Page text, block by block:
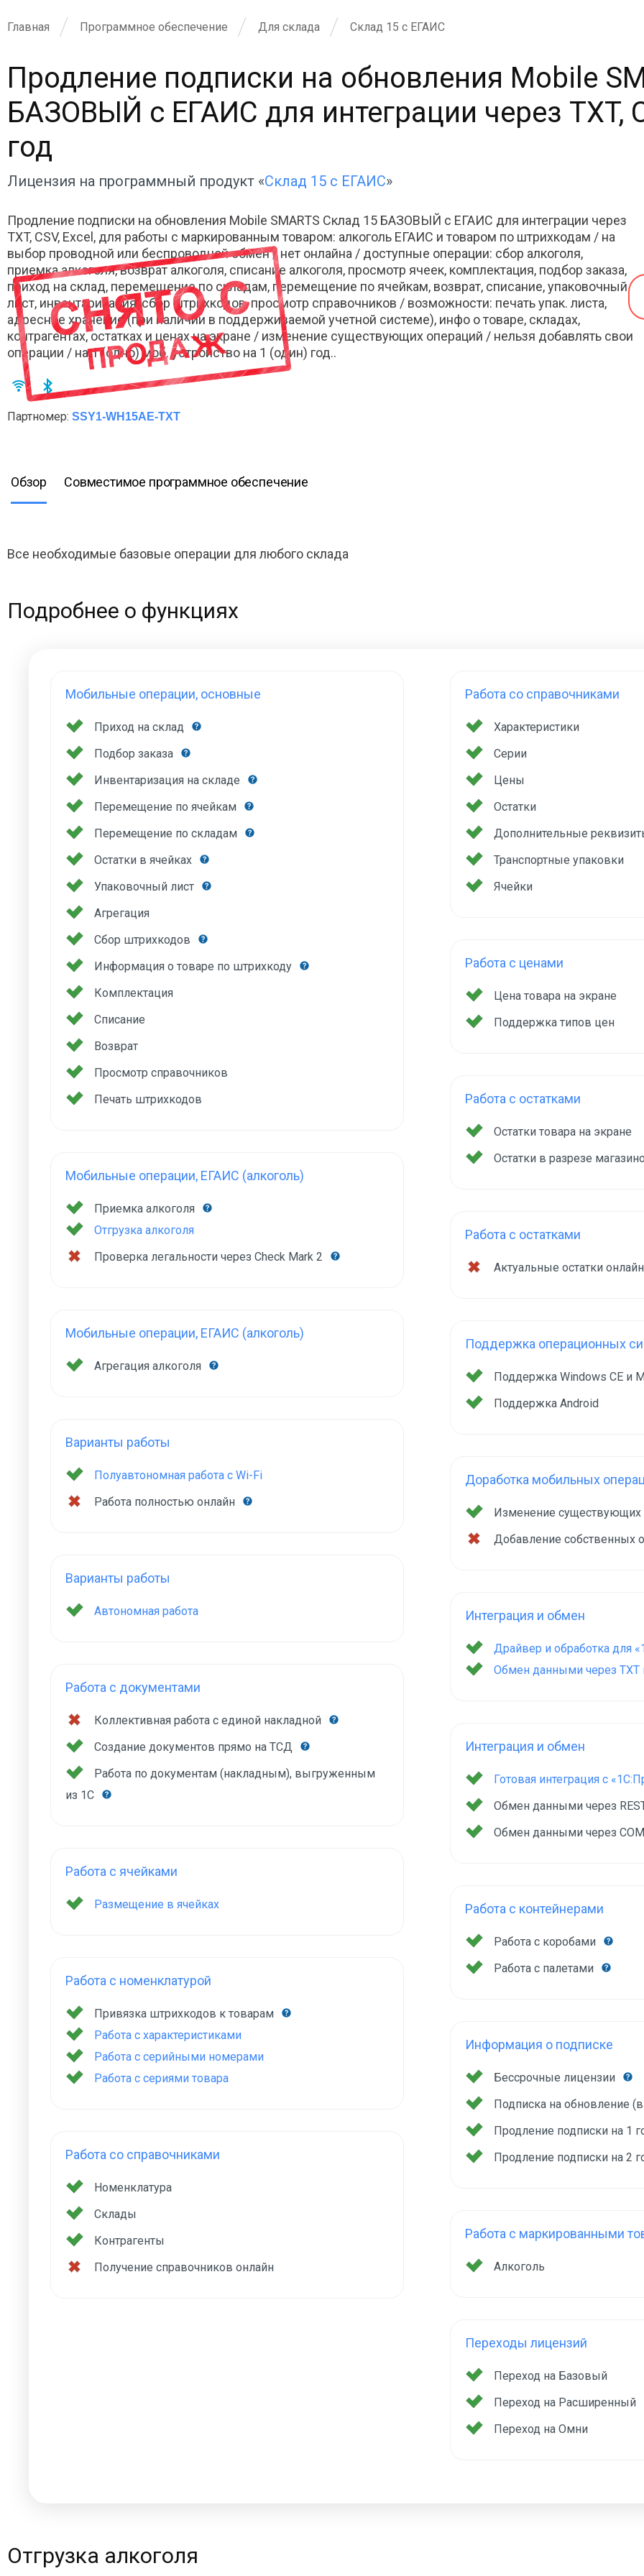
Главная Программное обеспечение Для склада Склад 15 с ЕГАИС
Продление подписки на обновления Mobile
БАЗОВЫЙ с ЕГАИС для интеграции через TXT,
год
Лицензия на программный продукт «Склад 15 с ЕГАИС»
Продление подписки на обновления Mobile SMARTS Склад 15 БАЗОВЫЙ с ЕГАИС для интеграции через
TXT, CSV, Excel, для работы с маркированным товаром: алкоголь ЕГАИС и товаром по штрихкодам / на
выбор проводной или беспроводной обмен / нет онлайна / доступные операции: сбор алкоголя,
приемка алкоголя, возврат алкоголя, списание алкоголя, просмотр ячеек, комплектация, подбор заказа,
приход на склад, перемещение по складам, перемещение по ячейкам, возврат, списание, упаковочный
лист, инвентаризация, сбор штрихкодов, просмотр справочников / возможности: печать упак. листа,
адресное хранение (при наличии в поддерживаемой учетной системе), инфо о товаре, складах,
контрагентах, остатках и ценах на экране / изменение существующих операций / нельзя добавлять свои
операции / на 1 (одно) моб. устройство на 1 (один) год..
Партномер: SSY1-WH15AE-TXT
Обзор Совместимое программное обеспечение
Все необходимые базовые операции для любого склада
Подробнее о функциях
Мобильные операции, основные
Приход на склад
Подбор заказа
Инвентаризация на складе
Перемещение по ячейкам
Перемещение по складам
Остатки в ячейках
Упаковочный лист
Агрегация
Сбор штрихкодов
Информация о товаре по штрихкоду
Комплектация
Списание
Возврат
Просмотр справочников
Печать штрихкодов
Мобильные операции, ЕГАИС (алкоголь)
Приемка алкоголя
Отгрузка алкоголя
Проверка легальности через Check Mark 2
Мобильные операции, ЕГАИС (алкоголь)
Агрегация алкоголя
Варианты работы
Полуавтономная работа с Wi-Fi
Работа полностью онлайн
Варианты работы
Автономная работа
Работа с документами
Коллективная работа с единой накладной
Создание документов прямо на ТСД
Работа по документам (накладным), выгруженным
из 1С
Работа с ячейками
Размещение в ячейках
Работа с номенклатурой
Привязка штрихкодов к товарам
Работа с характеристиками
Работа с серийными номерами
Работа с сериями товара
Работа со справочниками
Номенклатура
Склады
Контрагенты
Получение справочников онлайн
Работа со справочниками
Характеристики
Серии
Цены
Остатки
Дополнительные
Транспортные упаковки
Ячейки
Работа с ценами
Цена товара на экране
Поддержка типов цен
Работа с остатками
Остатки товара на экране
Остатки в разрезе
Работа с остатками
Актуальные остатки
Поддержка операционных
Поддержка Windows CE и
Поддержка Android
Доработка мобильных
Изменение
Добавление собственных
Интеграция и обмен
Драйвер и обработка для
Обмен данными через TXT
Интеграция и обмен
Готовая интеграция с
Обмен данными через
Обмен данными через
Работа с контейнерами
Работа с коробами
Работа с палетами
Информация о подписке
Бессрочные лицензии
Подписка на обновление
Продление подписки на 1
Продление подписки на 2
Работа с маркированными
Алкоголь
Переходы лицензий
Переход на Базовый
Переход на Расширенный
Переход на Омни
Отгрузка алкоголя